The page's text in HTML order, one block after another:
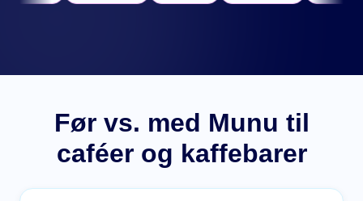
Før vs. med Munu til
caféer og kaffebarer